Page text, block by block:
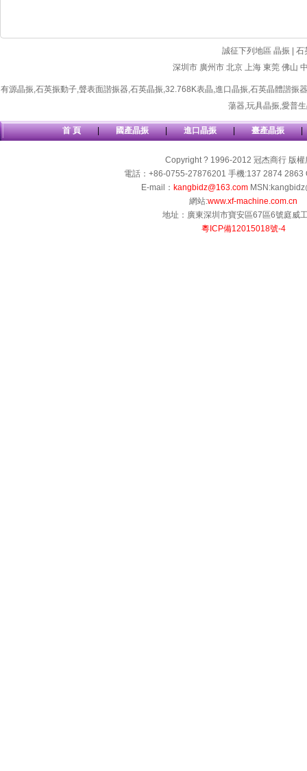
誠征下列地區 晶振 |
深圳市 廣州市 北京 上海 東莞 佛山
有源晶振,石英振動子,聲表面諧振器,石英晶振,32.768K表晶,進口晶振,石英晶體諧振器
蕩器,玩具晶振,愛普
首 頁 | 國產晶振 | 進口晶振 | 臺產晶振 |
Copyright ? 1996-2012 冠杰商行 版權
電話：+86-0755-27876201 手機:137 2874 2863
E-mail： kangbidz@163.com
網站:www.xf-machine.com.cn
地址：廣東深圳市寶安區67區6號庭威
粵ICP備12015018號-4